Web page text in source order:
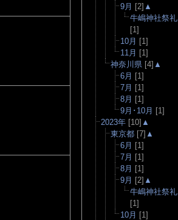
9月 [2] ▲
牛嶋神社祭礼
[1]
10月 [1]
11月 [1]
神奈川県 [4] ▲
6月 [1]
7月 [1]
8月 [1]
9月･10月 [1]
2023年 [10] ▲
東京都 [7] ▲
6月 [1]
7月 [1]
8月 [1]
9月 [2] ▲
牛嶋神社祭礼
[1]
10月 [1]